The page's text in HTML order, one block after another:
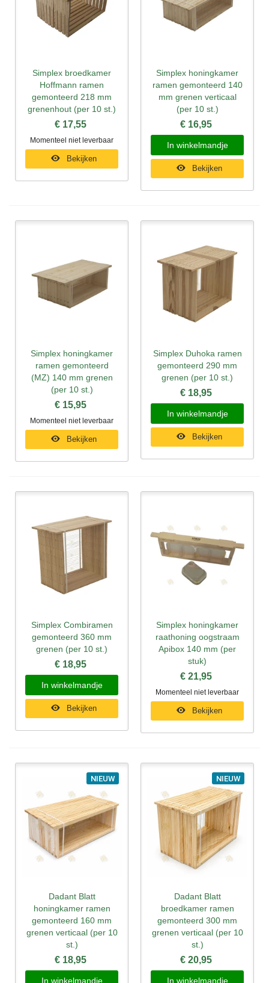
Simplex broedkamer
Hoffmann ramen
gemonteerd 218 mm
grenenhout (per 10 st.)
€ 17,55
Momenteel niet leverbaar
Bekijken
Simplex honingkamer
ramen gemonteerd 140
mm grenen verticaal
(per 10 st.)
€ 16,95
In winkelmandje
Bekijken
Simplex honingkamer
ramen gemonteerd
(MZ) 140 mm grenen
(per 10 st.)
€ 15,95
Momenteel niet leverbaar
Bekijken
Simplex Duhoka ramen
gemonteerd 290 mm
grenen (per 10 st.)
€ 18,95
In winkelmandje
Bekijken
Simplex Combiramen
gemonteerd 360 mm
grenen (per 10 st.)
€ 18,95
In winkelmandje
Bekijken
Simplex honingkamer
raathoning oogstraam
Apibox 140 mm (per
stuk)
€ 21,95
Momenteel niet leverbaar
Bekijken
NIEUW
Dadant Blatt
honingkamer ramen
gemonteerd 160 mm
grenen verticaal (per 10
st.)
€ 18,95
In winkelmandje
NIEUW
Dadant Blatt
broedkamer ramen
gemonteerd 300 mm
grenen verticaal (per 10
st.)
€ 20,95
In winkelmandje